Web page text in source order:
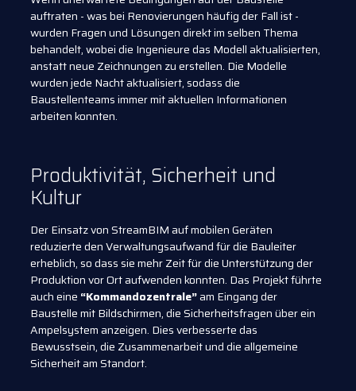
auftraten - was bei Renovierungen häufig der Fall ist -
wurden Fragen und Lösungen direkt im selben Thema
behandelt, wobei die Ingenieure das Modell aktualisierten,
anstatt neue Zeichnungen zu erstellen. Die Modelle
wurden jede Nacht aktualisiert, sodass die
Baustellenteams immer mit aktuellen Informationen
arbeiten konnten.
Produktivität, Sicherheit und
Kultur
Der Einsatz von StreamBIM auf mobilen Geräten
reduzierte den Verwaltungsaufwand für die Bauleiter
erheblich, so dass sie mehr Zeit für die Unterstützung der
Produktion vor Ort aufwenden konnten. Das Projekt führte
auch eine “Kommandozentrale”am Eingang der
Baustelle mit Bildschirmen, die Sicherheitsfragen über ein
Ampelsystem anzeigen. Dies verbesserte das
Bewusstsein, die Zusammenarbeit und die allgemeine
Sicherheit am Standort.